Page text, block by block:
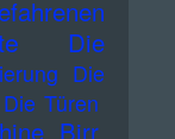
Die
Die
Die Türen
Birr